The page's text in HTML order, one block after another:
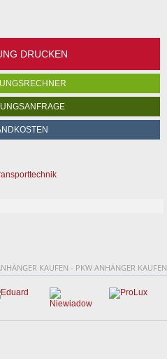
DRUCKEN
KAUFEN - PKW ANHÄNGER KAUFEN